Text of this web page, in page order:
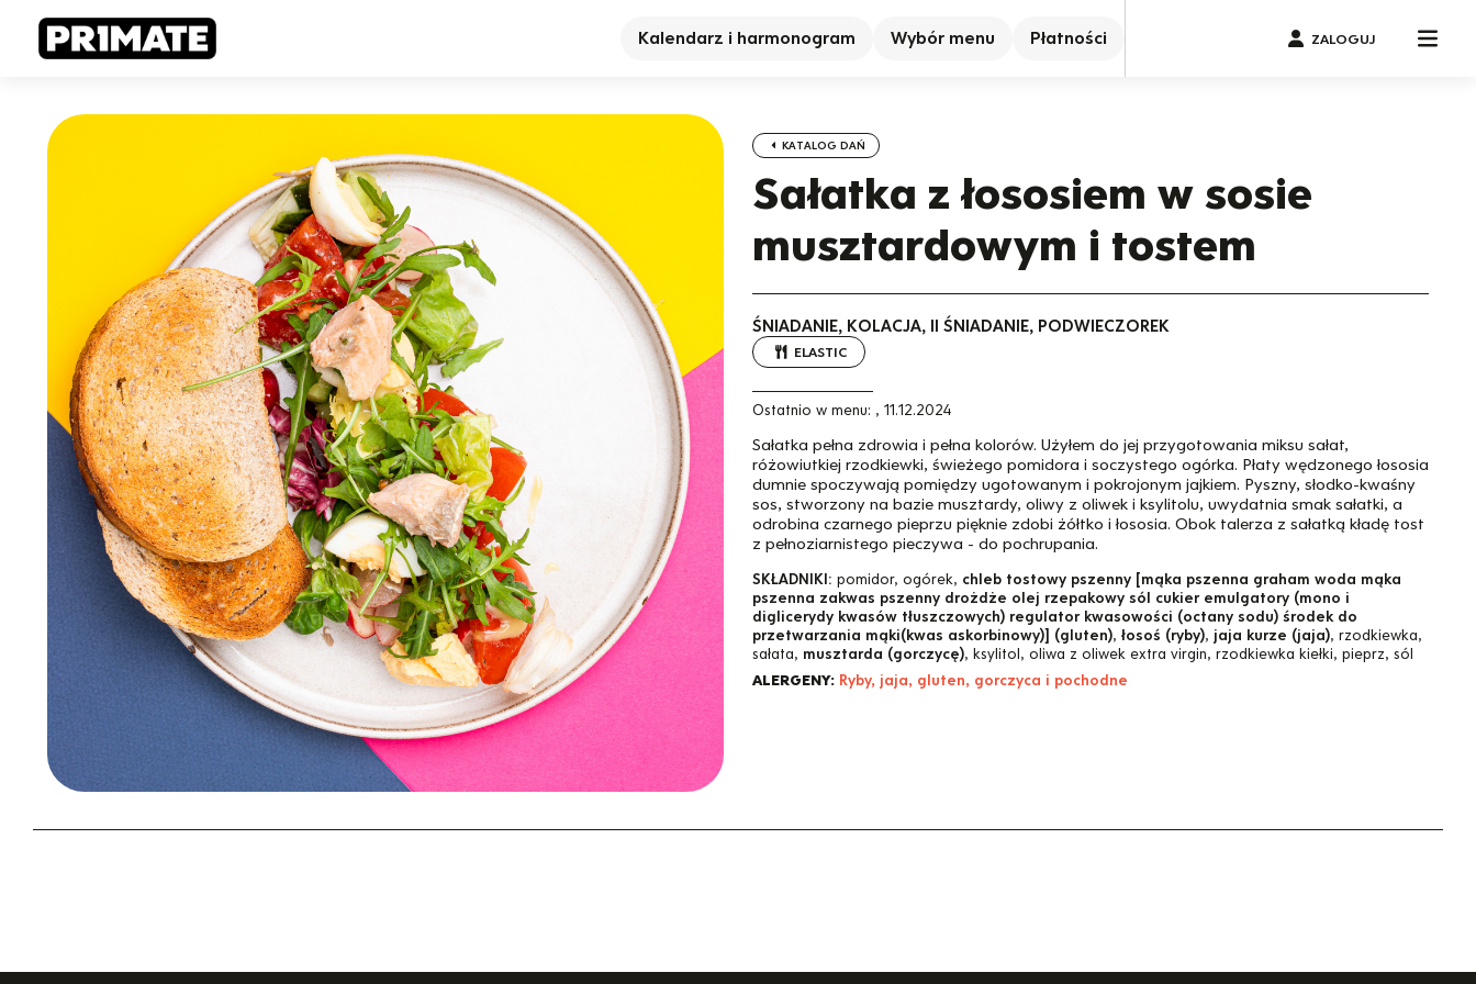
Kalendarz i harmonogram Wybór menu Płatności ZALOGUJ
KATALOG DAŃ
Sałatka z łososiem w sosie
musztardowym i tostem
ŚNIADANIE, KOLACJA, II ŚNIADANIE, PODWIECZOREK
ELASTIC
Ostatnio w menu: , 11.12.2024
Sałatka pełna zdrowia i pełna kolorów. Użyłem do jej przygotowania miksu sałat,
różowiutkiej rzodkiewki, świeżego pomidora i soczystego ogórka. Płaty wędzonego łososia
dumnie spoczywają pomiędzy ugotowanym i pokrojonym jajkiem. Pyszny, słodko-kwaśny
sos, stworzony na bazie musztardy, oliwy z oliwek i ksylitolu, uwydatnia smak sałatki, a
odrobina czarnego pieprzu pięknie zdobi żółtko i łososia. Obok talerza z sałatką kładę tost
z pełnoziarnistego pieczywa - do pochrupania.
SKŁADNIKI: pomidor, ogórek, chleb tostowy pszenny [mąka pszenna graham woda mąka
pszenna zakwas pszenny drożdże olej rzepakowy sól cukier emulgatory (mono i
diglicerydy kwasów tłuszczowych) regulator kwasowości (octany sodu) środek do
przetwarzania mąki(kwas askorbinowy)] (gluten), łosoś (ryby), jaja kurze (jaja), rzodkiewka,
sałata, musztarda (gorczycę), ksylitol, oliwa z oliwek extra virgin, rzodkiewka kiełki, pieprz, sól
ALERGENY: Ryby, jaja, gluten, gorczyca i pochodne